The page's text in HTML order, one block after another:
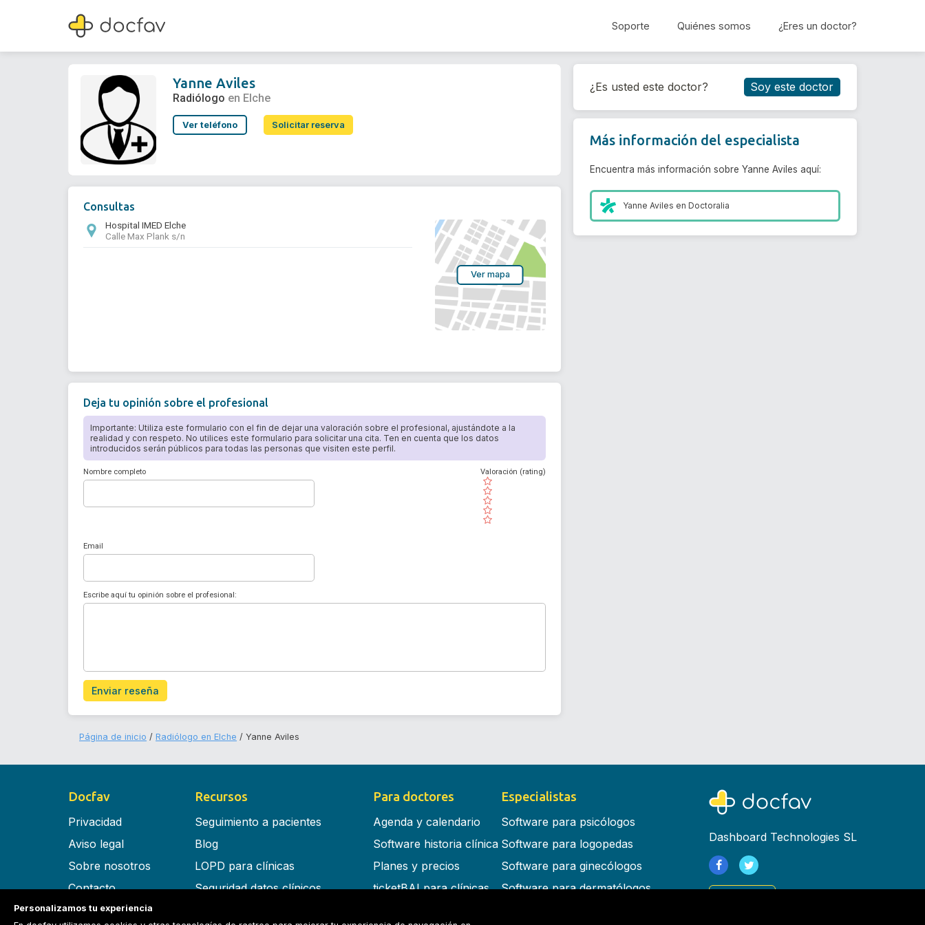
Soporte Quiénes somos ¿Eres un doctor?
Yanne Aviles
Radiólogo
Reservar cita
Yanne Aviles
Radiólogo en Elche
Ver teléfono Solicitar reserva
Consultas
Hospital IMED Elche
Calle Max Plank s/n
Ver mapa
Deja tu opinión sobre el profesional
Importante: Utiliza este formulario con el fin de dejar una valoración sobre el profesional, ajustándote a la
realidad y con respeto. No utilices este formulario para solicitar una cita. Ten en cuenta que los datos
introducidos serán públicos para todas las personas que visiten este perfil.
Nombre completo
( )
( )
( )
( )
( )
Valoración (rating)
Email
Escribe aquí tu opinión sobre el profesional:
Enviar reseña
¿Es usted este doctor? Soy este doctor
Más información del especialista
Encuentra más información sobre Yanne Aviles aquí:
Yanne Aviles enDoctoralia
Página de inicio Radiólogo en Elche Yanne Aviles
Docfav
Privacidad
Aviso legal
Sobre nosotros
Contacto
Términos y condiciones
Recursos
Seguimiento a pacientes
Blog
LOPD para clínicas
Seguridad datos clínicos
Para doctores
Agenda y calendario
Software historia clínica
Planes y precios
ticketBAI para clínicas
Especialistas
Software para psicólogos
Software para logopedas
Software para ginecólogos
Software para dermatólogos
Dashboard Technologies SL
Personalizamos tu experiencia